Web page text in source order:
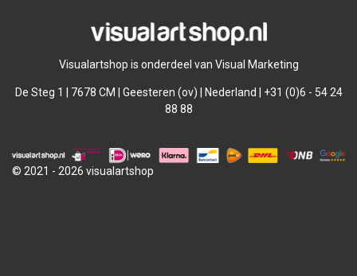
Visualartshop is onderdeel van Visual Marketing
De Steg 1 | 7678 CM | Geesteren (ov) | Nederland | +31 (0)6 - 54 24
88 88
© 2021 - 2026 visualartshop